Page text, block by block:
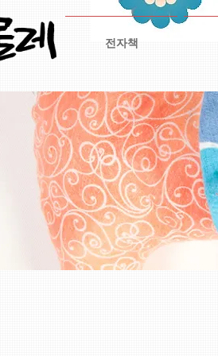
전자책